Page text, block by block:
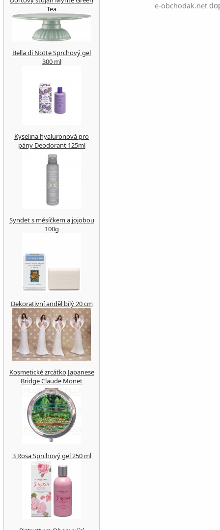
e-obchodak.net
Tea
Bella di Notte Sprchový gel
300 ml
Kyselina hyaluronová pro
pány Deodorant 125ml
Syndet s měsíčkem a jojobou
100g
Dekorativní anděl bílý 20 cm
Kosmetické zrcátko Japanese
Bridge Claude Monet
3 Rosa Sprchový gel 250 ml